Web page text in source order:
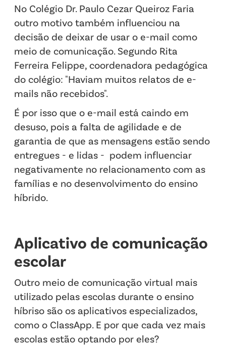
No Colégio Dr. Paulo Cezar Queiroz Faria
outro motivo também influenciou na
decisão de deixar de usar o e-mail como
meio de comunicação. Segundo Rita
Ferreira Felippe, coordenadora pedagógica
do colégio: "Haviam muitos relatos de e-
mails não recebidos".
É por isso que o e-mail está caindo em
desuso, pois a falta de agilidade e de
garantia de que as mensagens estão sendo
entregues - e lidas - podem influenciar
negativamente no relacionamento com as
famílias e no desenvolvimento do ensino
híbrido.
Aplicativo de comunicação
escolar
Outro meio de comunicação virtual mais
utilizado pelas escolas durante o ensino
híbriso são os aplicativos especializados,
como o ClassApp. E por que cada vez mais
escolas estão optando por eles?